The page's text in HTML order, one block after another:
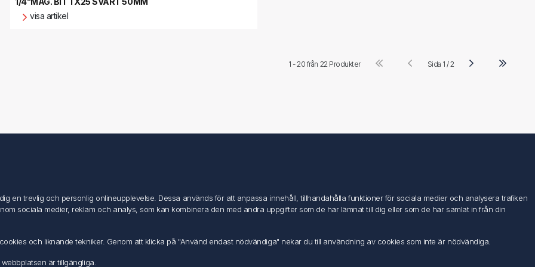
visa artikel
1 - 20 från 22 Produkter Sida 1 / 2
Mina ordrar
en trevlig och personlig onlineupplevelse. Dessa används för att anpassa innehåll, tillhandahålla funktioner för sociala medier och analysera trafiken
sociala medier, reklam och analys, som kan kombinera den med andra uppgifter som de har lämnat till dig eller som de har samlat in från din
och liknande tekniker. Genom att klicka på "Använd endast nödvändiga" nekar du till användning av cookies som inte är nödvändiga.
är tillgängliga.